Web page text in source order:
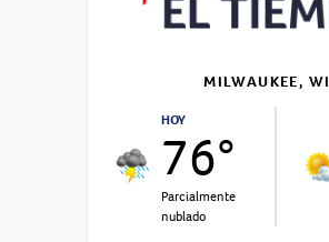
MILWAUKEE, WI
HOY
76°
Parcialmente
nublado